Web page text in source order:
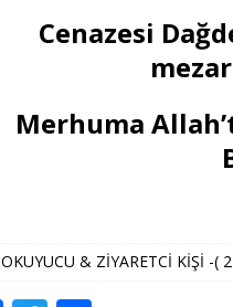
Cenazesi
Merhuma
OKUYUCU & ZİYARETCİ KİŞİ -(